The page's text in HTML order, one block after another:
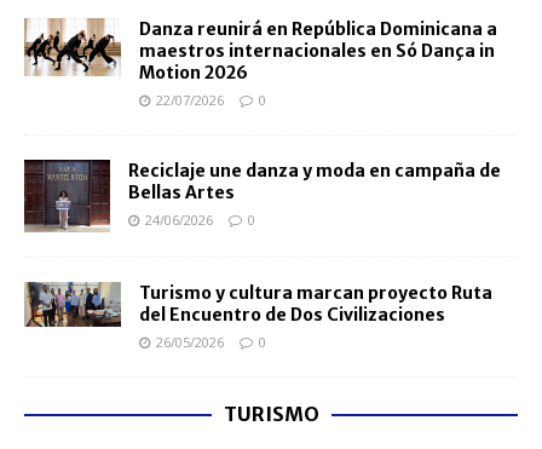
Danza reunirá en República Dominicana a
maestros internacionales en Só Dança in
Motion 2026
22/07/2026 0
Reciclaje une danza y moda en campaña de
Bellas Artes
24/06/2026 0
Turismo y cultura marcan proyecto Ruta
del Encuentro de Dos Civilizaciones
26/05/2026 0
TURISMO